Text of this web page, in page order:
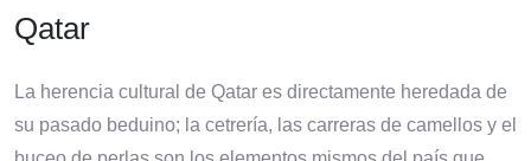
Qatar
La herencia cultural de Qatar es directamente heredada de
su pasado beduino; la cetrería, las carreras de camellos y el